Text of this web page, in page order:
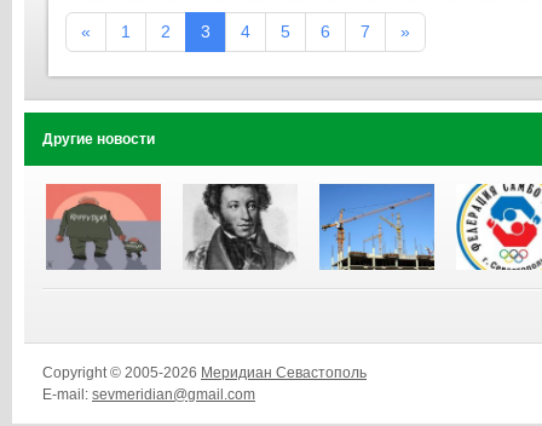
« 1 2 3 4 5 6 7 »
Другие новости
Copyright © 2005-2026 Меридиан Севастополь
E-mail: sevmeridian@gmail.com